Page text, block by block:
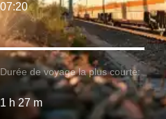
Durée de voyage la plus courte:
1 h 27 m
07:20